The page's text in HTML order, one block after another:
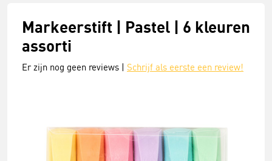
Markeerstift | Pastel | 6 kleuren
assorti
Er zijn nog geen reviews | Schrijf als eerste een review!